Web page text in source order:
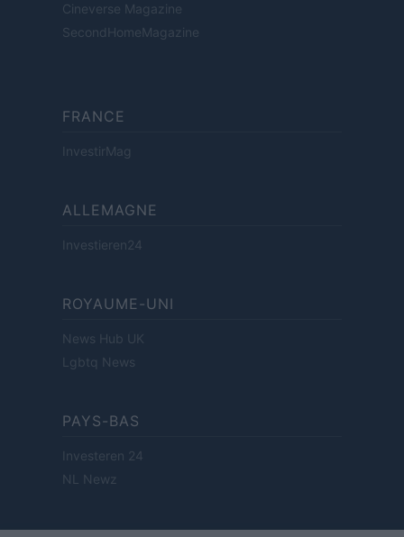
Cineverse Magazine
SecondHomeMagazine
FRANCE
InvestirMag
ALLEMAGNE
Investieren24
ROYAUME-UNI
News Hub UK
Lgbtq News
PAYS-BAS
Investeren 24
NL Newz